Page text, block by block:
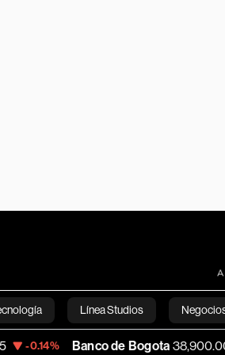
Línea Studios
English
Banco de Bogota 38,900.00